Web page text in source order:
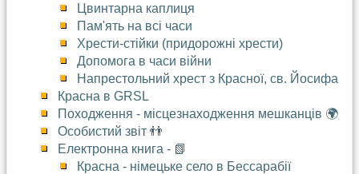
Цвинтарна каплиця
Пам'ять на всі часи
Хрести-стійки (придорожні хрести)
Допомога в часи війни
Напрестольний хрест з Красної, св. Йосифа
Красна в GRSL
Походження - місцезнаходження мешканців 🌍
Особистий звіт 👬
Електронна книга - 📗
Красна - німецьке село в Бессарабії